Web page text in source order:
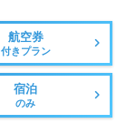
航空券
付きプラン
宿泊
のみ